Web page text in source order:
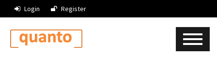
Login Register